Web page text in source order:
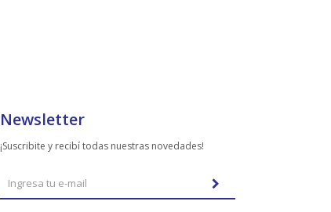
Newsletter
¡Suscribite y recibí todas nuestras novedades!